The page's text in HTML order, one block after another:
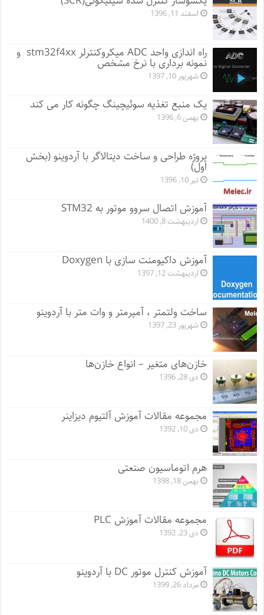
اسفند 11, 1396
راه اندازی واحد ADC میکروکنترلر stm32f4xx و
نمونه برداری با نرخ مشخص
شهریور 10, 1397
یک منبع تغذیه سوئیچینگ چگونه کار می کند
بهمن 6, 1396
پروژه طراحی و ساخت دیتالاگر با آردوینو (بخش
اول)
تیر 10, 1396
آموزش اتصال سروو موتور به STM32
اردیبهشت 8, 1400
آموزش داکیومنت سازی با Doxygen
اردیبهشت 12, 1397
ساخت ولتمتر ، آمپرمتر و وات متر با آردوینو
شهریور 23, 1397
خازن‌های متغیر – انواع خازن‌ها
دی 28, 1396
مجموعه مقالات آموزش آلتیوم دیزاینر
دی 10, 1392
هرم اتوماسیون صنعتی
بهمن 18, 1398
مجموعه مقالات آموزش PLC
دی 23, 1392
آموزش کنترل موتور DC با آردوینو
مرداد 26, 1399